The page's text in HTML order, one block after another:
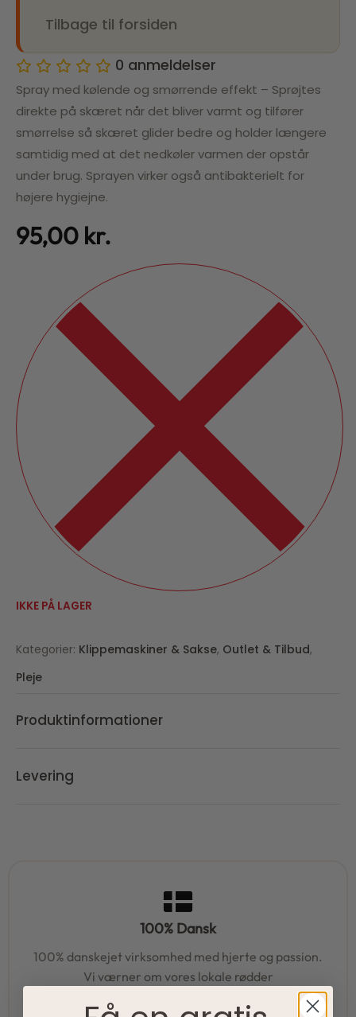
Tilbage til forsiden
0 anmeldelser
Spray med kølende og smørrende effekt – Sprøjtes
direkte på skæret når det bliver varmt og tilfører
smørrelse så skæret glider bedre og holder længere
samtidig med at det nedkøler varmen der opstår
under brug. Sprayen virker også antibakterielt for
højere hygiejne.
95,00 kr.
IKKE PÅ LAGER
Kategorier: Klippemaskiner & Sakse, Outlet & Tilbud,
Pleje
Produktinformationer
Levering
100% Dansk
100% danskejet virksomhed med hjerte og passion.
Vi værner om vores lokale rødder